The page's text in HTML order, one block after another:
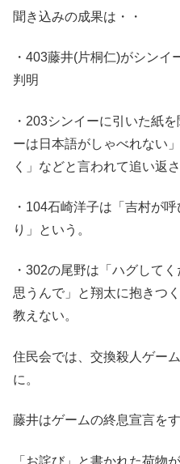
聞き込みの成果は・・
・403藤井(片桐仁)がシン
判明
・203シンイーに引いた紙
ーは日本語がしゃべれない
く」などと言われて追い返さ
・104石崎洋子は「吉村が
り」という。
・302の尾野は「ハグして
思うんで」と翔太に抱きつ
教えない。
住民会では、交換殺人ゲー
に。
藤井はゲームの終息宣言をす
「お詫び」と書かれた荷物